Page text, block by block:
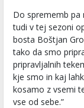
Do sprememb pa
tudi v tej sezoni
bosta Boštjan
tako da smo
pripravljalnih
kje smo in kaj
kosamo z vsemi
vse od sebe.”